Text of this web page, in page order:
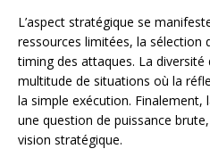
L’aspect stratégique se
ressources limitées, la sélection
timing des attaques. La
multitude de situations où la
la simple exécution. Finalement,
une question de puissance
vision stratégique.